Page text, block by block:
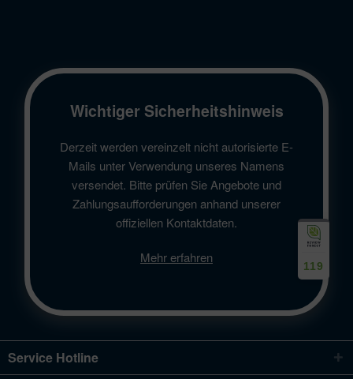
Wichtiger Sicherheitshinweis
Derzeit werden vereinzelt nicht autorisierte E-
Mails unter Verwendung unseres Namens
versendet. Bitte prüfen Sie Angebote und
Zahlungsaufforderungen anhand unserer
offiziellen Kontaktdaten.
Mehr erfahren
Service Hotline
119